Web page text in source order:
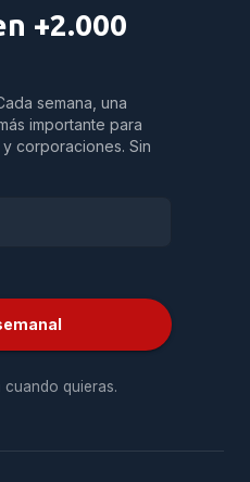
+2.000
semana, una
importante para
corporaciones. Sin
cuando quieras.